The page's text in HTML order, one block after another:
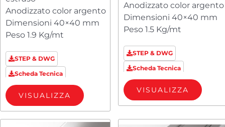
Anodizzato color argento
Dimensioni 40×40 mm
Peso 1.9 Kg/mt
STEP & DWG
Scheda Tecnica
VISUALIZZA
Anodizzato color argento
Dimensioni 40×40 mm
Peso 1.5 Kg/mt
STEP & DWG
Scheda Tecnica
VISUALIZZA